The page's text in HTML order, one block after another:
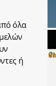
όλα
ή